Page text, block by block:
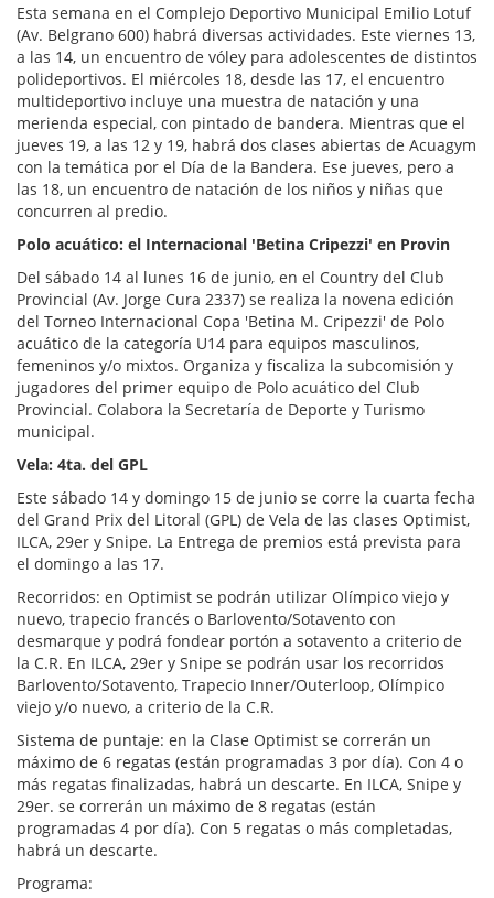
Esta semana en el Complejo Deportivo Municipal Emilio Lotuf
(Av. Belgrano 600) habrá diversas actividades. Este viernes 13,
a las 14, un encuentro de vóley para adolescentes de distintos
polideportivos. El miércoles 18, desde las 17, el encuentro
multideportivo incluye una muestra de natación y una
merienda especial, con pintado de bandera. Mientras que el
jueves 19, a las 12 y 19, habrá dos clases abiertas de Acuagym
con la temática por el Día de la Bandera. Ese jueves, pero a
las 18, un encuentro de natación de los niños y niñas que
concurren al predio.
Polo acuático: el Internacional 'Betina Cripezzi' en Provin
Del sábado 14 al lunes 16 de junio, en el Country del Club
Provincial (Av. Jorge Cura 2337) se realiza la novena edición
del Torneo Internacional Copa 'Betina M. Cripezzi' de Polo
acuático de la categoría U14 para equipos masculinos,
femeninos y/o mixtos. Organiza y fiscaliza la subcomisión y
jugadores del primer equipo de Polo acuático del Club
Provincial. Colabora la Secretaría de Deporte y Turismo
municipal.
Vela: 4ta. del GPL
Este sábado 14 y domingo 15 de junio se corre la cuarta fecha
del Grand Prix del Litoral (GPL) de Vela de las clases Optimist,
ILCA, 29er y Snipe. La Entrega de premios está prevista para
el domingo a las 17.
Recorridos: en Optimist se podrán utilizar Olímpico viejo y
nuevo, trapecio francés o Barlovento/Sotavento con
desmarque y podrá fondear portón a sotavento a criterio de
la C.R. En ILCA, 29er y Snipe se podrán usar los recorridos
Barlovento/Sotavento, Trapecio Inner/Outerloop, Olímpico
viejo y/o nuevo, a criterio de la C.R.
Sistema de puntaje: en la Clase Optimist se correrán un
máximo de 6 regatas (están programadas 3 por día). Con 4 o
más regatas finalizadas, habrá un descarte. En ILCA, Snipe y
29er. se correrán un máximo de 8 regatas (están
programadas 4 por día). Con 5 regatas o más completadas,
habrá un descarte.
Programa: